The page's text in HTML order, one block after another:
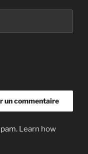
Learn how